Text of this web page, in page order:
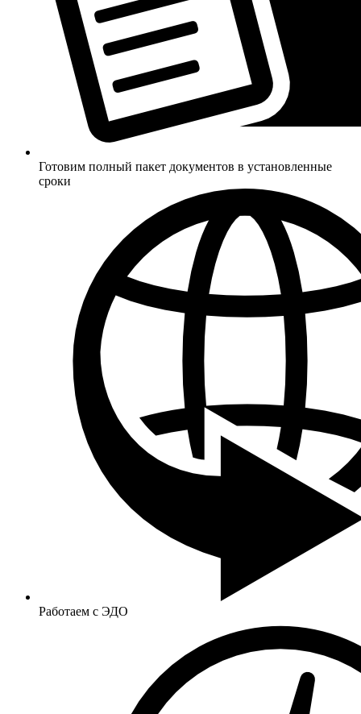
Готовим полный пакет документов в установленные
сроки
Работаем с ЭДО